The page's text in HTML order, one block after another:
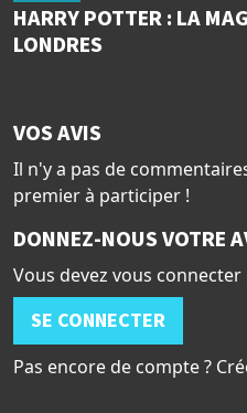
HARRY POTTER : LA
LONDRES
VOS AVIS
Il n'y a pas de
premier à participer !
DONNEZ-NOUS VOTRE
Vous devez vous
SE CONNECTER
Pas encore de compte ?